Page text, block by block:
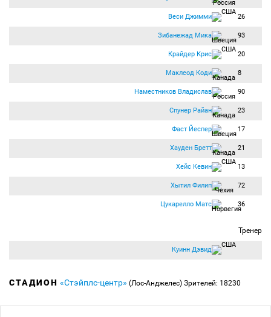
Веси Джимми 26
Зибанежад Мика 93
Крайдер Крис 20
Маклеод Коди 8
Наместников Владислав 90
Спунер Райан 23
Фаст Йеспер 17
Хауден Бретт 21
Хейс Кевин 13
Хытил Филип 72
Цукарелло Матс 36
Тренер
Куинн Дэвид
СТАДИОН «Стэйплс-центр» (Лос-Анджелес) Зрителей: 18230